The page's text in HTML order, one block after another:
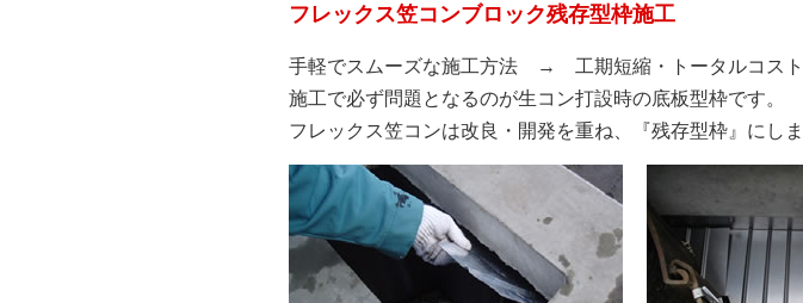
フレックス笠コンブロック残存型枠施工
手軽でスムーズな施工方法 → 工期短縮・トータルコスト
施工で必ず問題となるのが生コン打設時の底板型枠です。
フレックス笠コンは改良・開発を重ね、『残存型枠』にしま